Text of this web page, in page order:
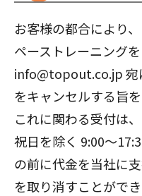
お客様の都合により
ペーストレーニング
info@topout.co.jp 宛
をキャンセルする旨
これに関わる受付は
祝日を除く 9:00～
の前に代金を当社に
を取り消すことができ